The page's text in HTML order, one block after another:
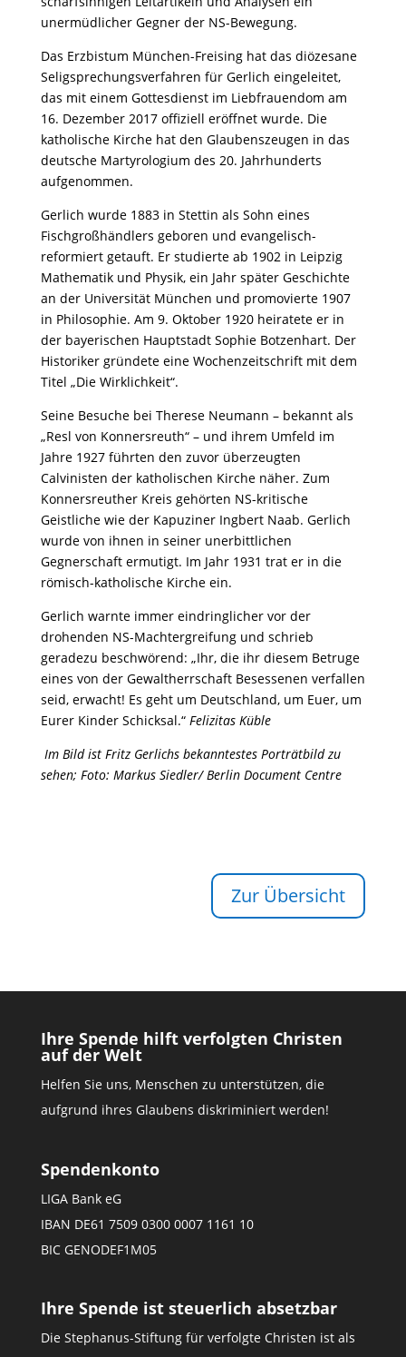
unermüdlicher Gegner der NS-Bewegung.
Das Erzbistum München-Freising hat das diözesane
Seligsprechungsverfahren für Gerlich eingeleitet,
das mit einem Gottesdienst im Liebfrauendom am
16. Dezember 2017 offiziell eröffnet wurde. Die
katholische Kirche hat den Glaubenszeugen in das
deutsche Martyrologium des 20. Jahrhunderts
aufgenommen.
Gerlich wurde 1883 in Stettin als Sohn eines
Fischgroßhändlers geboren und evangelisch-
reformiert getauft. Er studierte ab 1902 in Leipzig
Mathematik und Physik, ein Jahr später Geschichte
an der Universität München und promovierte 1907
in Philosophie. Am 9. Oktober 1920 heiratete er in
der bayerischen Hauptstadt Sophie Botzenhart. Der
Historiker gründete eine Wochenzeitschrift mit dem
Titel „Die Wirklichkeit“.
Seine Besuche bei Therese Neumann – bekannt als
„Resl von Konnersreuth“ – und ihrem Umfeld im
Jahre 1927 führten den zuvor überzeugten
Calvinisten der katholischen Kirche näher. Zum
Konnersreuther Kreis gehörten NS-kritische
Geistliche wie der Kapuziner Ingbert Naab. Gerlich
wurde von ihnen in seiner unerbittlichen
Gegnerschaft ermutigt. Im Jahr 1931 trat er in die
römisch-katholische Kirche ein.
Gerlich warnte immer eindringlicher vor der
drohenden NS-Machtergreifung und schrieb
geradezu beschwörend: „Ihr, die ihr diesem Betruge
eines von der Gewaltherrschaft Besessenen verfallen
seid, erwacht! Es geht um Deutschland, um Euer, um
Eurer Kinder Schicksal.“ Felizitas Küble
Im Bild ist Fritz Gerlichs bekanntestes Porträtbild zu
sehen; Foto: Markus Siedler/ Berlin Document Centre
Zur Übersicht
Ihre Spende hilft verfolgten Christen
auf der Welt
Helfen Sie uns, Menschen zu unterstützen, die
aufgrund ihres Glaubens diskriminiert werden!
Spendenkonto
LIGA Bank eG
IBAN DE61 7509 0300 0007 1161 10
BIC GENODEF1M05
Ihre Spende ist steuerlich absetzbar
Die Stephanus-Stiftung für verfolgte Christen ist als